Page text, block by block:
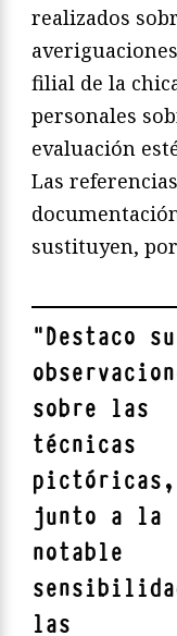
realizados
filial de la
personales
evaluación
Las
sustituyen,
"Destaco
sobre las
técnicas
pictóricas,
junto a la
notable
las